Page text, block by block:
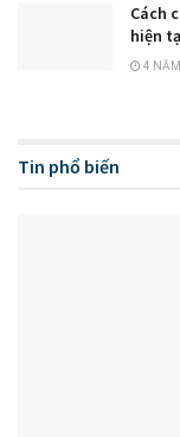
Cách
hiện
4
Tin phổ biến